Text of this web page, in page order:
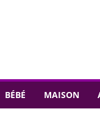
BÉBÉ MAISON